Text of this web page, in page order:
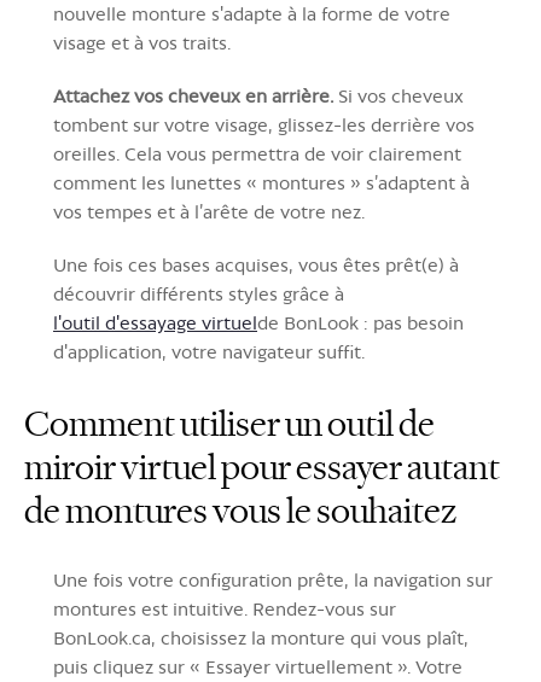
nouvelle monture s'adapte à la forme de votre
visage et à vos traits.
Attachez vos cheveux en arrière. Si vos cheveux
tombent sur votre visage, glissez-les derrière vos
oreilles. Cela vous permettra de voir clairement
comment les lunettes « montures » s’adaptent à
vos tempes et à l’arête de votre nez.
Une fois ces bases acquises, vous êtes prêt(e) à
découvrir différents styles grâce à
l'outil d'essayage virtuelde BonLook : pas besoin
d'application, votre navigateur suffit.
Comment utiliser un outil de
miroir virtuel pour essayer autant
de montures vous le souhaitez
Une fois votre configuration prête, la navigation sur
montures est intuitive. Rendez-vous sur
BonLook.ca, choisissez la monture qui vous plaît,
puis cliquez sur « Essayer virtuellement ». Votre